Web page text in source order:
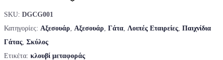
SKU: DGCG001
Κατηγορίες: Αξεσουάρ Αξεσουάρ Γάτα Λοιπές Εταιρείες Παιχνίδια
Γάτας Σκύλος
Ετικέτα: κλουβί μεταφοράς